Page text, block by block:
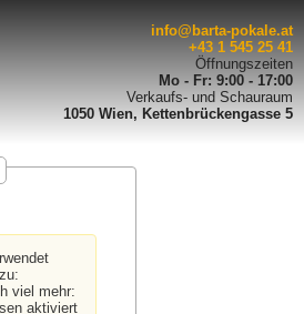
info@barta-pokale.at
+43 1 545 25 41
Öffnungszeiten
Mo - Fr: 9:00 - 17:00
Verkaufs- und Schauraum
1050 Wien, Kettenbrückengasse 5
viel mehr:
aktiviert